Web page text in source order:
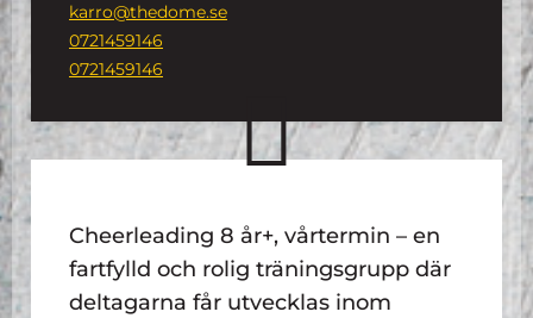
karro@thedome.se
0721459146
0721459146
Cheerleading 8 år+, vårtermin – en
fartfylld och rolig träningsgrupp där
deltagarna får utvecklas inom